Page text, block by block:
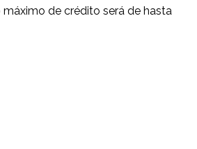
de crédito será de hasta